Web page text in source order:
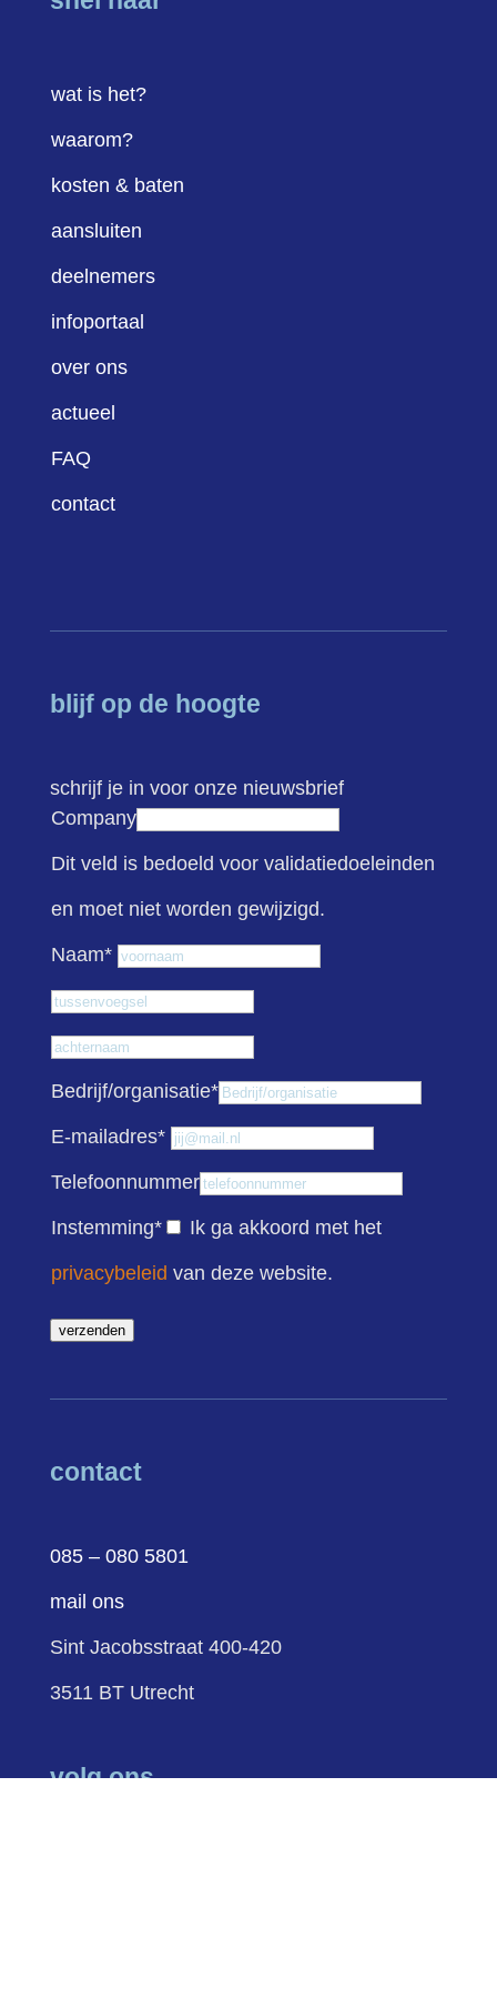
wat is het?
waarom?
kosten & baten
aansluiten
deelnemers
infoportaal
over ons
actueel
FAQ
contact
blijf op de hoogte
schrijf je in voor onze nieuwsbrief
Company
Dit veld is bedoeld voor validatiedoeleinden
en moet niet worden gewijzigd.
Naam* Voornaam
Tussenvoegsel
Achternaam
Bedrijf/organisatie*
E-mailadres*
Telefoonnummer
Instemming* Ik ga akkoord met het
privacybeleid van deze website.
verzenden
contact
085 – 080 5801
mail ons
Sint Jacobsstraat 400-420
3511 BT Utrecht
volg ons